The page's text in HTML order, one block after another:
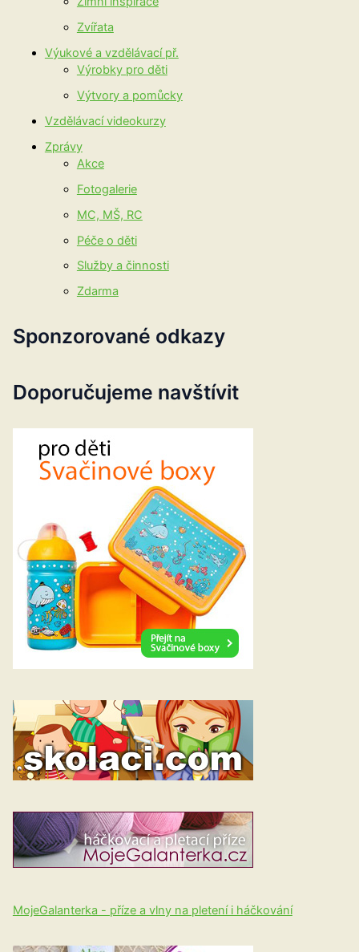
Zvířata
Výukové a vzdělávací př.
Výrobky pro děti
Výtvory a pomůcky
Vzdělávací videokurzy
Zprávy
Akce
Fotogalerie
MC, MŠ, RC
Péče o děti
Služby a činnosti
Zdarma
Sponzorované odkazy
Doporučujeme navštívit
MojeGalanterka - příze a vlny na pletení i háčkování